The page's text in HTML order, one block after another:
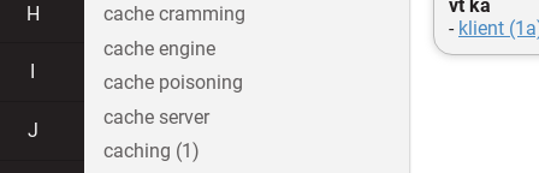
vt ka
- klient
H
J
cache cramming
cache engine
cache poisoning
cache server
caching (1)